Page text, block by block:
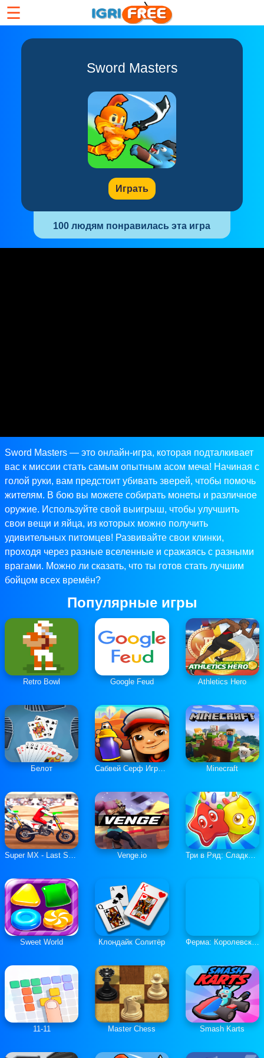
☰
Sword Masters
Играть
100 людям понравилась эта игра
Sword Masters — это онлайн-игра, которая подталкивает
вас к миссии стать самым опытным асом меча! Начиная с
голой руки, вам предстоит убивать зверей, чтобы помочь
жителям. В бою вы можете собирать монеты и различное
оружие. Используйте свой выигрыш, чтобы улучшить
свои вещи и яйца, из которых можно получить
удивительных питомцев! Развивайте свои клинки,
проходя через разные вселенные и сражаясь с разными
врагами. Можно ли сказать, что ты готов стать лучшим
бойцом всех времён?
Популярные игры
Retro Bowl Google Feud Athletics Hero
Белот Сабвей Серф Играть Онлайн Minecraft
Super MX - Last Season Venge.io Три в Ряд: Сладкие Загадки
Sweet World Клондайк Солитёр Ферма: Королевская История
11-11 Master Chess Smash Karts